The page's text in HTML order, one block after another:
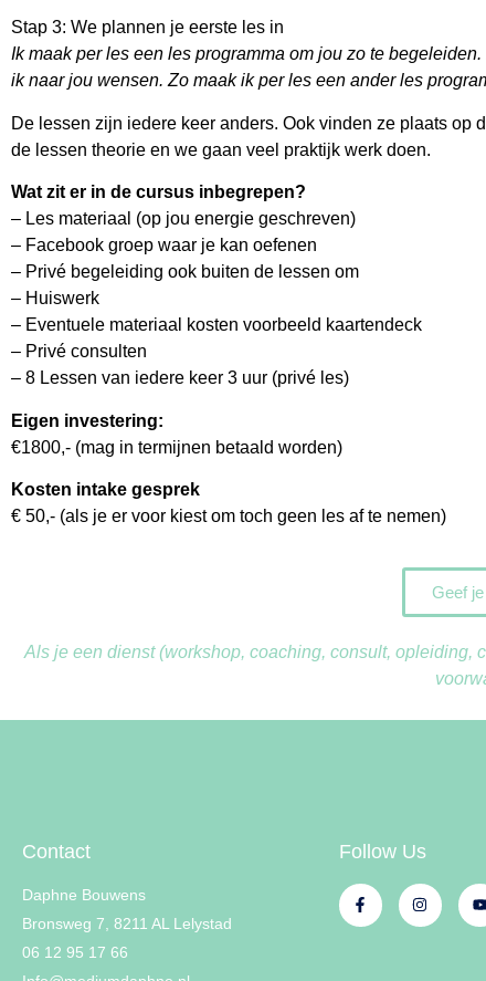
Stap 3: We plannen je eerste les in
Ik maak per les een les programma om jou zo te begeleiden.
ik naar jou wensen. Zo maak ik per les een ander les
De lessen zijn iedere keer anders. Ook vinden ze plaats
de lessen theorie en we gaan veel praktijk werk doen.
Wat zit er in de cursus inbegrepen?
– Les materiaal (op jou energie geschreven)
– Facebook groep waar je kan oefenen
– Privé begeleiding ook buiten de lessen om
– Huiswerk
– Eventuele materiaal kosten voorbeeld kaartendeck
– Privé consulten
– 8 Lessen van iedere keer 3 uur (privé les)
Eigen investering:
€1800,- (mag in termijnen betaald worden)
Kosten intake gesprek
€ 50,- (als je er voor kiest om toch geen les af te nemen)
Geef
Als je een dienst (workshop, coaching, consult, opleiding,
Contact
Daphne Bouwens
Bronsweg 7, 8211 AL Lelystad
06 12 95 17 66
Follow Us